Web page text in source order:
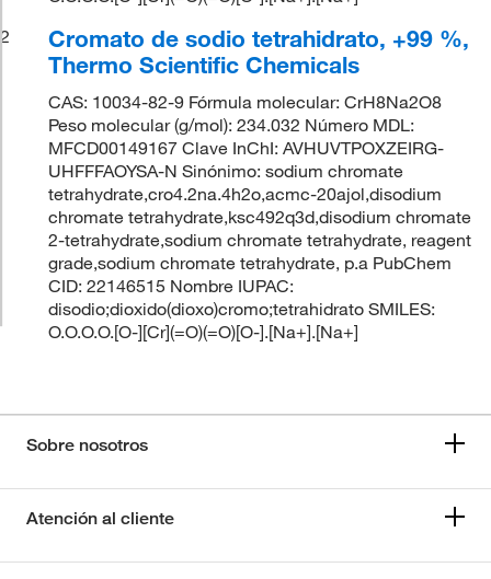
2
Cromato de sodio tetrahidrato, +99 %,
Thermo Scientific Chemicals
CAS: 10034-82-9 Fórmula molecular: CrH8Na2O8
Peso molecular (g/mol): 234.032 Número MDL:
MFCD00149167 Clave InChI: AVHUVTPOXZEIRG-
UHFFFAOYSA-N Sinónimo: sodium chromate
tetrahydrate,cro4.2na.4h2o,acmc-20ajol,disodium
chromate tetrahydrate,ksc492q3d,disodium chromate
2-tetrahydrate,sodium chromate tetrahydrate, reagent
grade,sodium chromate tetrahydrate, p.a PubChem
CID: 22146515 Nombre IUPAC:
disodio;dioxido(dioxo)cromo;tetrahidrato SMILES:
O.O.O.O.[O-][Cr](=O)(=O)[O-].[Na+].[Na+]
Sobre nosotros
Atención al cliente